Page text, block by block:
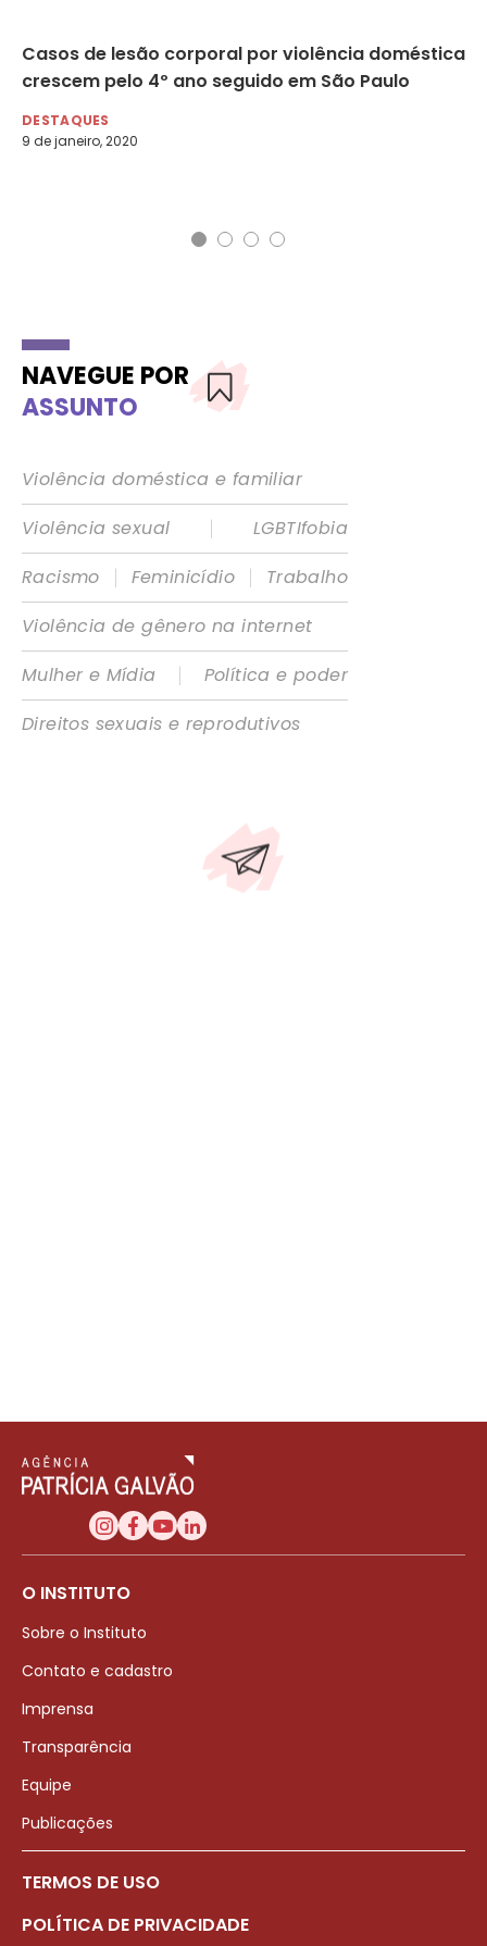
Casos de lesão corporal por violência doméstica
crescem pelo 4º ano seguido em São Paulo
DESTAQUES
9 de janeiro, 2020
NAVEGUE POR
ASSUNTO
Violência doméstica e familiar
Violência sexual
|
LGBTIfobia
Racismo
| Feminicídio |
Trabalho
Violência de gênero na internet
Mulher e Mídia
|
Política e poder
Direitos sexuais e reprodutivos
O INSTITUTO
Sobre o Instituto
Contato e cadastro
Imprensa
Transparência
Equipe
Publicações
TERMOS DE USO
POLÍTICA DE PRIVACIDADE